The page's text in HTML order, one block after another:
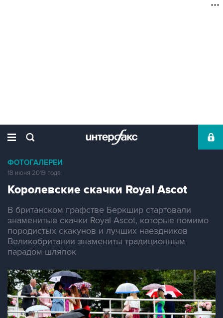
ФОТОГАЛЕРЕИ
18 июня 2019 года
Королевские скачки Royal Ascot
В британском графстве Беркшир стартовали
знаменитые скачки Royal Ascot, которые помимо
породистых скакунов и лучших наездников
Великобритании знамениты традиционным
парадом шляпок